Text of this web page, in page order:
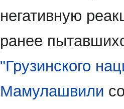
негативную
ранее
"Грузинского
Мамулашвили